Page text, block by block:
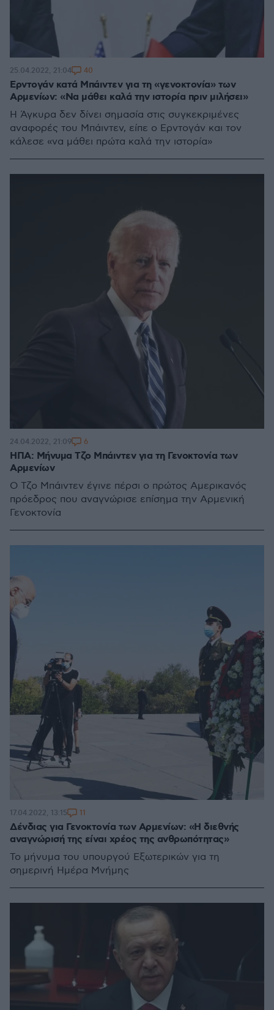
Ερντογάν κατά Μπάιντεν για τη «γενοκτονία» των
Αρμενίων: «Να μάθει καλά την ιστορία πριν μιλήσει»
Η Άγκυρα δεν δίνει σημασία στις συγκεκριμένες
αναφορές του Μπάιντεν, είπε ο Ερντογάν και τον
κάλεσε «να μάθει πρώτα καλά την ιστορία»
25.04.2022, 21:04 40
ΗΠΑ: Μήνυμα Τζο Μπάιντεν για τη Γενοκτονία των
Αρμενίων
Ο Τζο Μπάιντεν έγινε πέρσι ο πρώτος Αμερικανός
πρόεδρος που αναγνώρισε επίσημα την Αρμενική
Γενοκτονία
24.04.2022, 21:09 6
Δένδιας για Γενοκτονία των Αρμενίων: «Η διεθνής
αναγνώρισή της είναι χρέος της ανθρωπότητας»
Το μήνυμα του υπουργού Εξωτερικών για τη
σημερινή Ημέρα Μνήμης
17.04.2022, 13:15 11